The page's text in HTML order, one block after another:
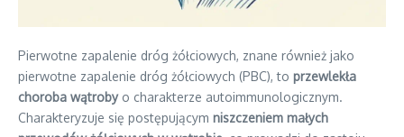
Pierwotne zapalenie dróg żółciowych, znane również jako
pierwotne zapalenie dróg żółciowych (PBC), to przewlekła
choroba wątrobyo charakterze autoimmunologicznym.
Charakteryzuje się postępującym niszczeniem małych